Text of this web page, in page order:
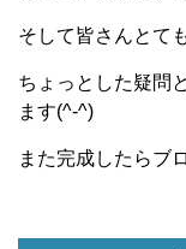
そして皆さんとて
ちょっとした疑問
ます(^-^)
また完成したらブ